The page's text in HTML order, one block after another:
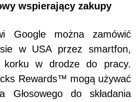
wspierający zakupy
Google można zamówić
w USA przez smartfon,
w drodze do pracy.
Rewards™ mogą używać
Głosowego do składania